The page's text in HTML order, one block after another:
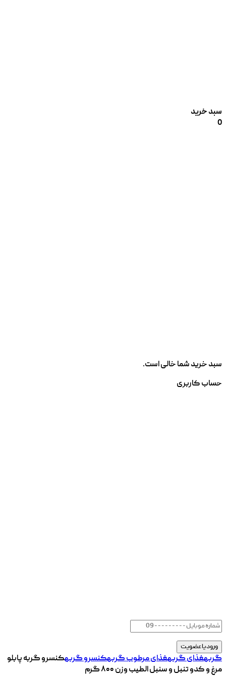
سبد خرید
0
سبد خرید شما خالی است.
حساب کاربری
گربهغذای گربهغذای مرطوب گربهکنسرو گربهکنسرو گربه پابلو
مرغ و کدو تنبل و سنبل الطیب وزن ۸۰۰ گرم